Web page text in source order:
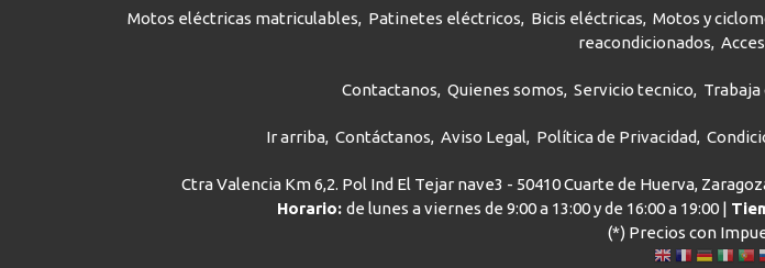
Motos eléctricas matriculables Patinetes eléctricos Bicis eléctricas Motos y
reacondicionados
Contactanos Quienes somos Servicio tecnico
Ir arriba Contáctanos Aviso Legal Política de Privacidad
Ctra Valencia Km 6,2. Pol Ind El Tejar nave3 - 50410 Cuarte de Huerva,
Horario:de lunes a viernes de 9:00 a 13:00 y de 16:00 a 19:00 |
(*) Precios con